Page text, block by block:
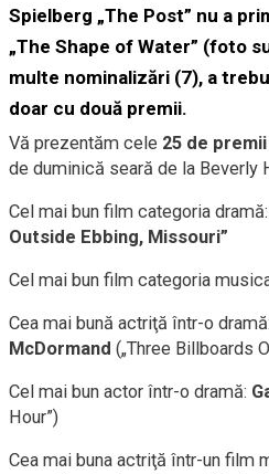
Spielberg „The Post” nu a
„The Shape of Water” (foto
multe nominalizări (7), a
doar cu două premii.
Vă prezentăm cele 25 de premii
de duminică seară de la Beverly
Cel mai bun film categoria dramă:
Outside Ebbing, Missouri”
Cel mai bun film categoria
Cea mai bună actriţă într-o dramă:
McDormand („Three Billboards
Cel mai bun actor într-o dramă:
Hour”)
Cea mai buna actriţă într-un film